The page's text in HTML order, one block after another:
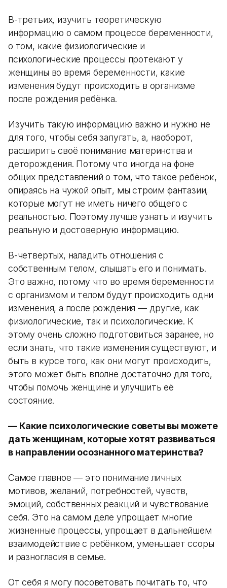
В-третьих, изучить теоретическую
информацию о самом процессе беременности,
о том, какие физиологические и
психологические процессы протекают у
женщины во время беременности, какие
изменения будут происходить в организме
после рождения ребёнка.
Изучить такую информацию важно и нужно не
для того, чтобы себя запугать, а, наоборот,
расширить своё понимание материнства и
деторождения. Потому что иногда на фоне
общих представлений о том, что такое ребёнок,
опираясь на чужой опыт, мы строим фантазии,
которые могут не иметь ничего общего с
реальностью. Поэтому лучше узнать и изучить
реальную и достоверную информацию.
В-четвертых, наладить отношения с
собственным телом, слышать его и понимать.
Это важно, потому что во время беременности
с организмом и телом будут происходить одни
изменения, а после рождения — другие, как
физиологические, так и психологические. К
этому очень сложно подготовиться заранее, но
если знать, что такие изменения существуют, и
быть в курсе того, как они могут происходить,
этого может быть вполне достаточно для того,
чтобы помочь женщине и улучшить её
состояние.
— Какие психологические советы вы можете
дать женщинам, которые хотят развиваться
в направлении осознанного материнства?
Самое главное — это понимание личных
мотивов, желаний, потребностей, чувств,
эмоций, собственных реакций и чувствование
себя. Это на самом деле упрощает многие
жизненные процессы, упрощает в дальнейшем
взаимодействие с ребёнком, уменьшает ссоры
и разногласия в семье.
От себя я могу посоветовать почитать то, что